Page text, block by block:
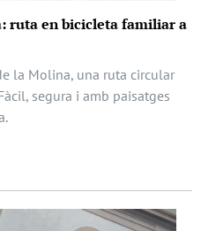
ruta en bicicleta familiar a
la Molina, una ruta circular
segura i amb paisatges